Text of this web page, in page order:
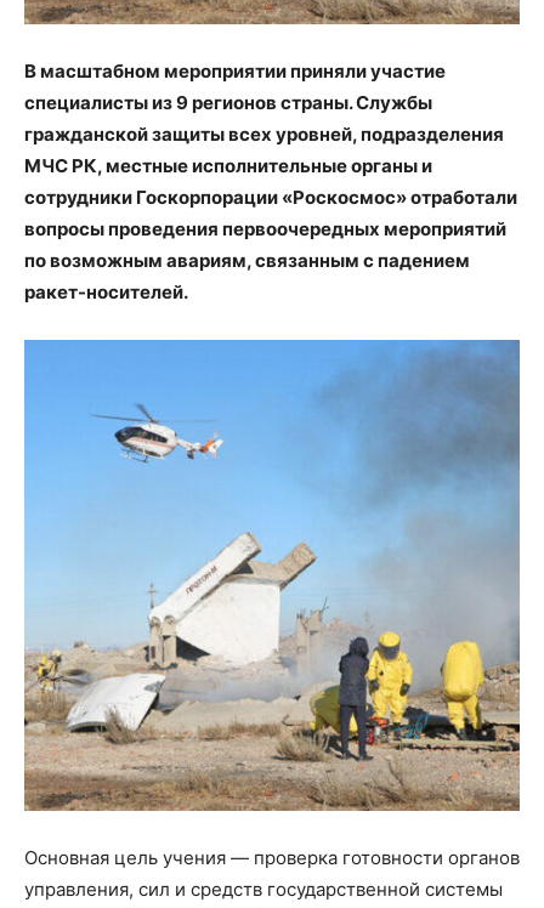
В масштабном мероприятии приняли участие
специалисты из 9 регионов страны. Службы
гражданской защиты всех уровней, подразделения
МЧС РК, местные исполнительные органы и
сотрудники Госкорпорации «Роскосмос» отработали
вопросы проведения первоочередных мероприятий
по возможным авариям, связанным с падением
ракет-носителей.
Основная цель учения — проверка готовности органов
управления, сил и средств государственной системы